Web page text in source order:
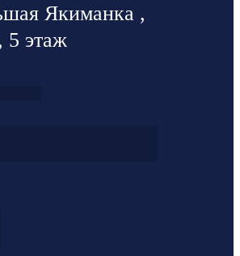
Якиманка ,
5 этаж